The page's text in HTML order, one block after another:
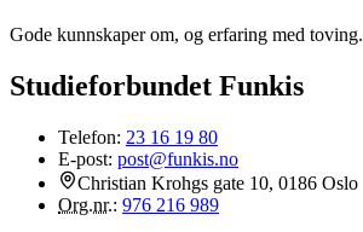
Gode kunnskaper om, og erfaring med toving.
Studieforbundet Funkis
Telefon: 23 16 19 80
E-post: post@funkis.no
Christian Krohgs gate 10, 0186 Oslo
Org.nr.: 976 216 989